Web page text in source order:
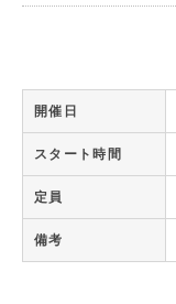
開催日
スタート時間
定員
備考